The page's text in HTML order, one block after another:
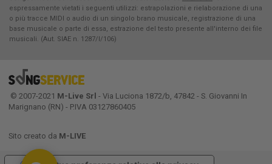
espressamente vietati i seguenti utilizzi: estrapolazioni e rielaborazione di una
o più tracce MIDI o audio di un singolo brano musicale, registrazione di una
base musicale o parte di essa, estrazione del testo presente all'interno dei file
musicali. (Aut. SIAE n. 1287/I/106)
© 2007-2021 M-Live Srl - Via Luciona 1872/b, 47842 - S. Giovanni In
Marignano (RN) - P.IVA 03127860405
Sito creato da M-LIVE